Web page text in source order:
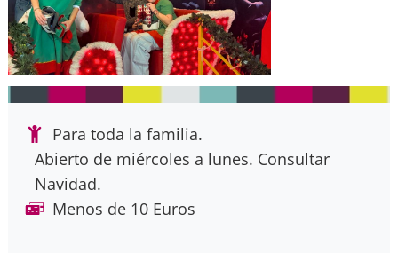
Para toda la familia.
Abierto de miércoles a lunes. Consultar
Navidad.
Menos de 10 Euros